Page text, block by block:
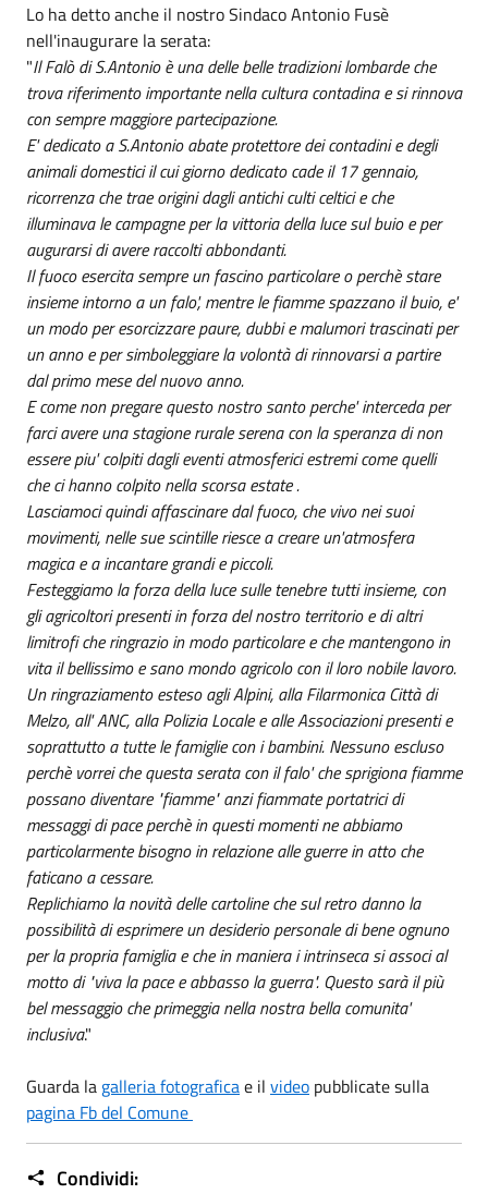
Lo ha detto anche il nostro Sindaco Antonio Fusè
nell'inaugurare la serata:
"Il Falò di S.Antonio è una delle belle tradizioni lombarde che
trova riferimento importante nella cultura contadina e si rinnova
con sempre maggiore partecipazione.
E' dedicato a S.Antonio abate protettore dei contadini e degli
animali domestici il cui giorno dedicato cade il 17 gennaio,
ricorrenza che trae origini dagli antichi culti celtici e che
illuminava le campagne per la vittoria della luce sul buio e per
augurarsi di avere raccolti abbondanti.
Il fuoco esercita sempre un fascino particolare o perchè stare
insieme intorno a un falo', mentre le fiamme spazzano il buio, e'
un modo per esorcizzare paure, dubbi e malumori trascinati per
un anno e per simboleggiare la volontà di rinnovarsi a partire
dal primo mese del nuovo anno.
E come non pregare questo nostro santo perche' interceda per
farci avere una stagione rurale serena con la speranza di non
essere piu' colpiti dagli eventi atmosferici estremi come quelli
che ci hanno colpito nella scorsa estate .
Lasciamoci quindi affascinare dal fuoco, che vivo nei suoi
movimenti, nelle sue scintille riesce a creare un'atmosfera
magica e a incantare grandi e piccoli.
Festeggiamo la forza della luce sulle tenebre tutti insieme, con
gli agricoltori presenti in forza del nostro territorio e di altri
limitrofi che ringrazio in modo particolare e che mantengono in
vita il bellissimo e sano mondo agricolo con il loro nobile lavoro.
Un ringraziamento esteso agli Alpini, alla Filarmonica Città di
Melzo, all' ANC, alla Polizia Locale e alle Associazioni presenti e
soprattutto a tutte le famiglie con i bambini. Nessuno escluso
perchè vorrei che questa serata con il falo' che sprigiona fiamme
possano diventare "fiamme" anzi fiammate portatrici di
messaggi di pace perchè in questi momenti ne abbiamo
particolarmente bisogno in relazione alle guerre in atto che
faticano a cessare.
Replichiamo la novità delle cartoline che sul retro danno la
possibilità di esprimere un desiderio personale di bene ognuno
per la propria famiglia e che in maniera i intrinseca si associ al
motto di "viva la pace e abbasso la guerra". Questo sarà il più
bel messaggio che primeggia nella nostra bella comunita'
inclusiva."
Guarda la galleria fotograficae il video pubblicate sulla
pagina Fb del Comune
Condividi: